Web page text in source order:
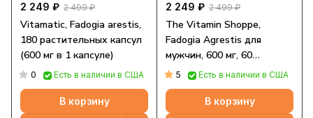
2 249 ₽ 2 499 ₽
Vitamatic, Fadogia arestis,
180 растительных капсул
(600 мг в 1 капсуле)
0 Есть в наличии в США
В корзину
2 249 ₽ 2 499 ₽
The Vitamin Shoppe,
Fadogia Agrestis для
мужчин, 600 мг, 60
растительных капсул
5 Есть в наличии в США
В корзину